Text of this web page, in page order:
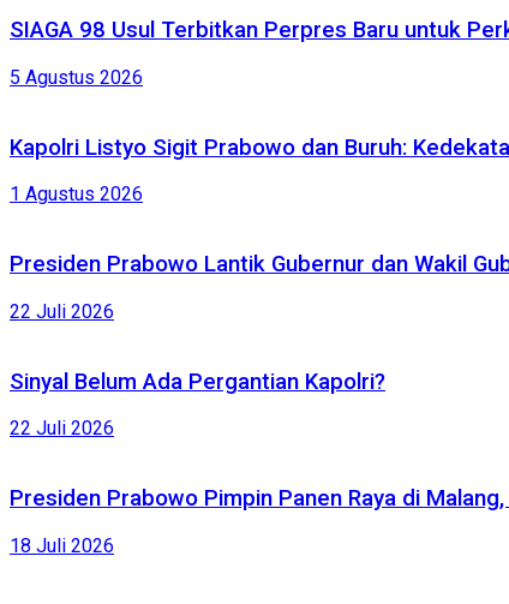
SIAGA 98 Usul Terbitkan Perpres Baru untuk
5 Agustus 2026
Kapolri Listyo Sigit Prabowo dan Buruh:
1 Agustus 2026
Presiden Prabowo Lantik Gubernur dan Wakil
22 Juli 2026
Sinyal Belum Ada Pergantian Kapolri?
22 Juli 2026
Presiden Prabowo Pimpin Panen Raya di
18 Juli 2026